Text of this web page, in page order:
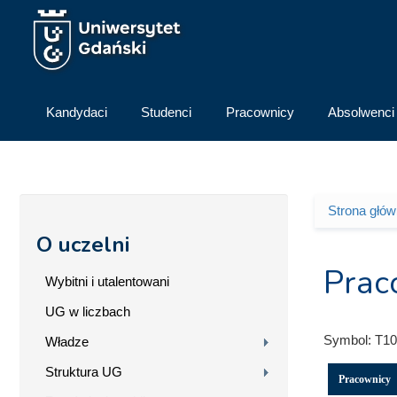
Przejdź do treści
Kandydaci Studenci Pracownicy Absolwenci
O uczelni
Wybitni i utalentowani
UG w liczbach
Władze
Struktura UG
Strona
Symbol:
Pracownicy